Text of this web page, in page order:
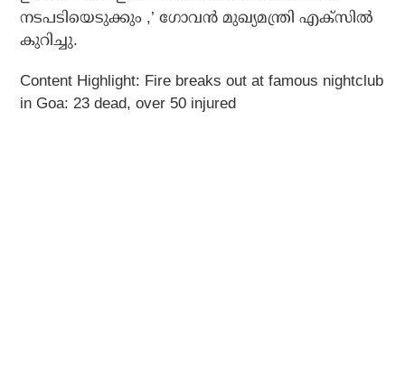
നടപടിയെടുക്കും ,’ ഗോവന്‍ മുഖ്യമന്ത്രി എക്‌സില്‍
കുറിച്ചു.
Content Highlight: Fire breaks out at famous nightclub
in Goa: 23 dead, over 50 injured